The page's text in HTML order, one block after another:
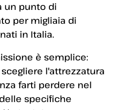
un punto di
per migliaia di
in Italia.
è semplice:
l'attrezzatura
farti perdere nel
specifiche